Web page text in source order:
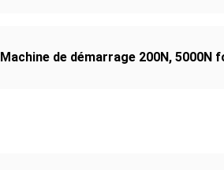
Machine de démarrage 200N, 5000N